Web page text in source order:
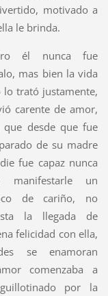
motivado a
le brinda.
él nunca fue
mas bien la vida
lo trató justamente,
carente de amor,
que desde que fue
de su madre
fue capaz nunca
manifestarle un
de cariño, no
la llegada de
felicidad con ella,
se enamoran
comenzaba a
por la